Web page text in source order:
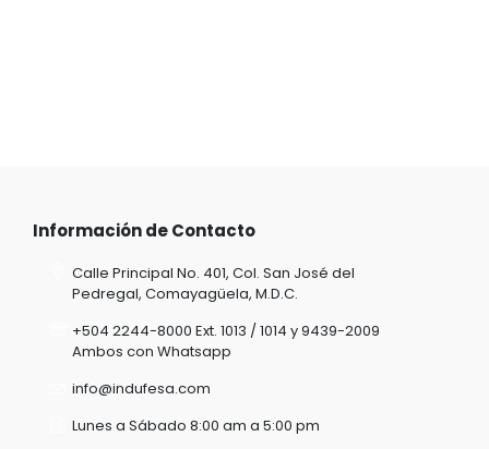
Información de Contacto
Calle Principal No. 401, Col. San José del
Pedregal, Comayagüela, M.D.C.
+504 2244-8000 Ext. 1013 / 1014 y 9439-2009
Ambos con Whatsapp
info@indufesa.com
Lunes a Sábado 8:00 am a 5:00 pm